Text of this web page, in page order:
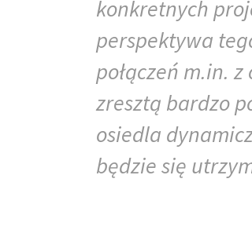
konkretnych
perspektywa
połączeń m.in.
zresztą bardzo
osiedla
będzie się